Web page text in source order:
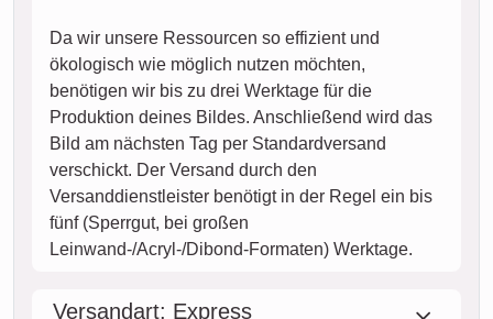
Da wir unsere Ressourcen so effizient und
ökologisch wie möglich nutzen möchten,
benötigen wir bis zu drei Werktage für die
Produktion deines Bildes. Anschließend wird das
Bild am nächsten Tag per Standardversand
verschickt. Der Versand durch den
Versanddienstleister benötigt in der Regel ein bis
fünf (Sperrgut, bei großen
Leinwand-/Acryl-/Dibond-Formaten) Werktage.
Versandart: Express